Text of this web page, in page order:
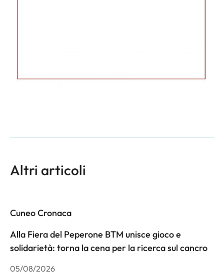
Altri articoli
Cuneo Cronaca
Alla Fiera del Peperone BTM unisce gioco e
solidarietà: torna la cena per la ricerca sul cancro
05/08/2026